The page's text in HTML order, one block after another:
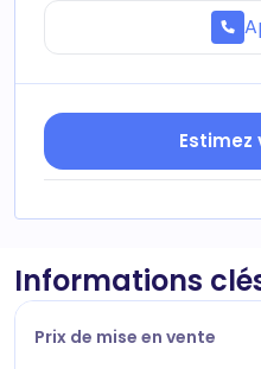
Estimez
Informations
Prix de mise en vente